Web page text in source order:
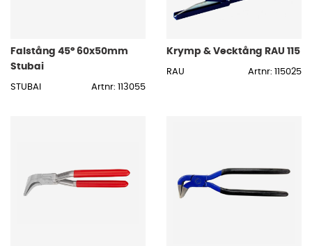
Falstång 45° 60x50mm
Stubai
STUBAI Artnr: 113055
Krymp & Vecktång RAU 115
RAU Artnr: 115025